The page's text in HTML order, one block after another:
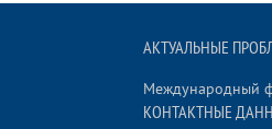
АКТУАЛЬНЫЕ
Международный
КОНТАКТНЫЕ